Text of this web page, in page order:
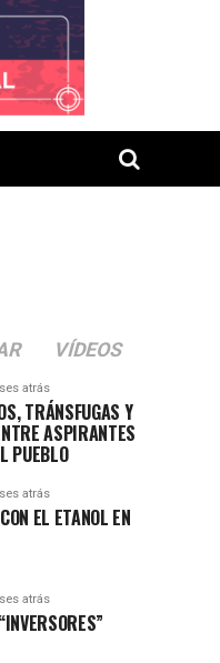
VÍDEOS
atrás
TRÁNSFUGAS Y
ASPIRANTES
PUEBLO
atrás
EL ETANOL EN
atrás